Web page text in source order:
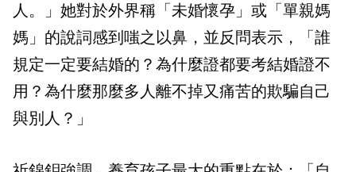
人。」她對於外界稱「未婚懷孕」或「單親媽
媽」的說詞感到嗤之以鼻，並反問表示，「誰
規定一定要結婚的？為什麼證都要考結婚證不
用？為什麼那麼多人離不掉又痛苦的欺騙自己
與別人？」